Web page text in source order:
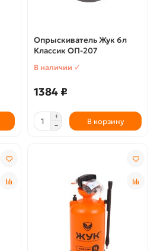
Опрыскиватель Жук 6л
Классик ОП-207
В наличии ✓
1384 ₽
В корзину